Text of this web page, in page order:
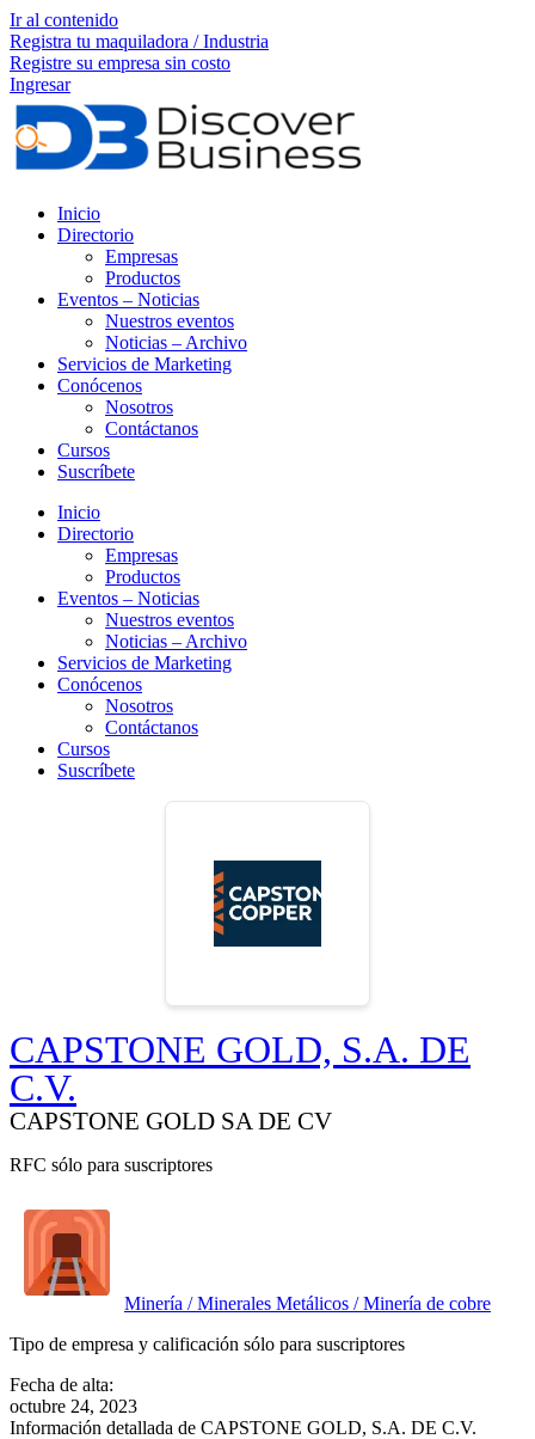
Ir al contenido
Registra tu maquiladora / Industria
Registre su empresa sin costo
Ingresar
Inicio
Directorio
Empresas
Productos
Eventos – Noticias
Nuestros eventos
Noticias – Archivo
Servicios de Marketing
Conócenos
Nosotros
Contáctanos
Cursos
Suscríbete
Inicio
Directorio
Empresas
Productos
Eventos – Noticias
Nuestros eventos
Noticias – Archivo
Servicios de Marketing
Conócenos
Nosotros
Contáctanos
Cursos
Suscríbete
CAPSTONE GOLD, S.A. DE
C.V.
CAPSTONE GOLD SA DE CV
RFC sólo para suscriptores
Minería / Minerales Metálicos / Minería de cobre
Tipo de empresa y calificación sólo para suscriptores
Fecha de alta:
octubre 24, 2023
Información detallada de CAPSTONE GOLD, S.A. DE C.V.